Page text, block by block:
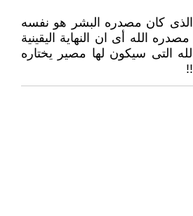
كان مصدره البشر هو نفسه
الله أى ان النهاية اليقينية
التى سيكون لها مصير يختاره